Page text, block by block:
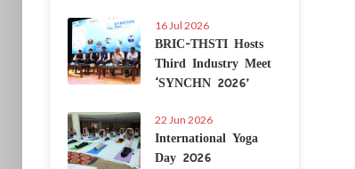
16 Jul 2026
BRIC-THSTI Hosts
Third Industry Meet
‘SYNCHN 2026’
22 Jun 2026
International Yoga
Day 2026